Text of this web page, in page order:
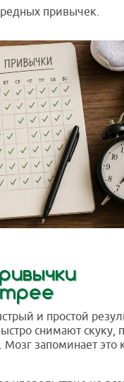
привычек.
и простой
снимают скуку,
запоминает это